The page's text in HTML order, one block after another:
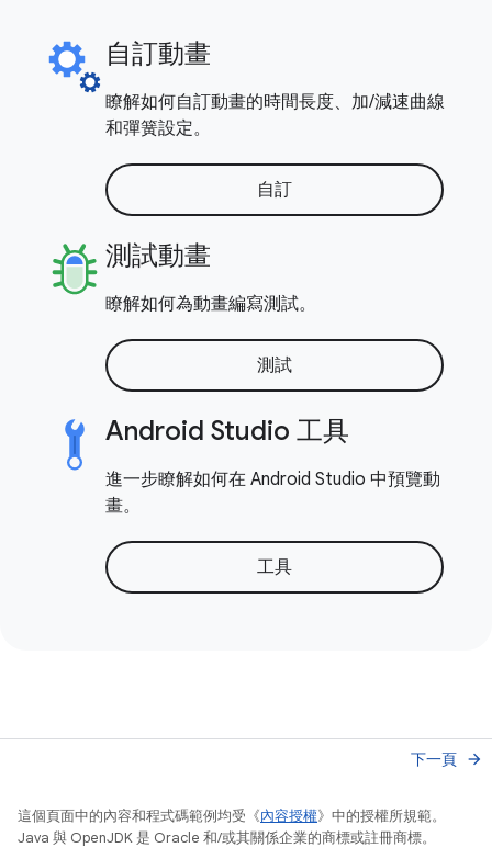
自訂動畫
瞭解如何自訂動畫的時間長度、加/減速曲線
和彈簧設定。
自訂
測試動畫
瞭解如何為動畫編寫測試。
測試
Android Studio 工具
進一步瞭解如何在 Android Studio 中預覽動
畫。
工具
下一頁 arrow_forward
這個頁面中的內容和程式碼範例均受《內容授權》中的授權所規範。
Java 與 OpenJDK 是 Oracle 和/或其關係企業的商標或註冊商標。